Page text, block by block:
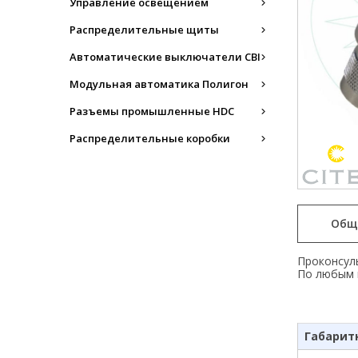
Распределительные щиты
Автоматические выключатели CBI
Модульная автоматика Полигон
Разъемы промышленные HDC
Распределительные коробки
По любым